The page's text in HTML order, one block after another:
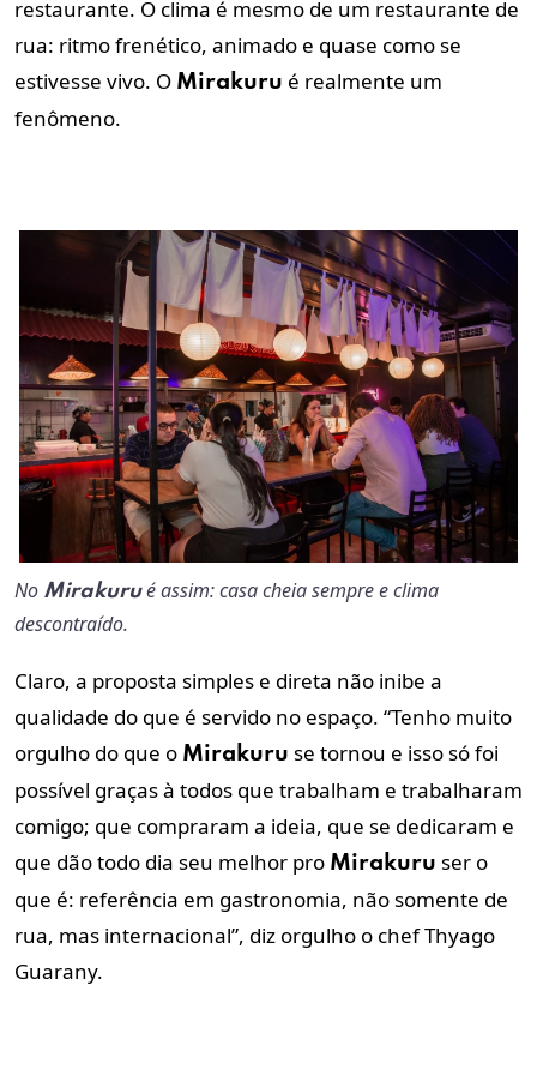
restaurante. O clima é mesmo de um restaurante de
rua: ritmo frenético, animado e quase como se
estivesse vivo. O Mirakuru é realmente um
fenômeno.
No Mirakurué assim: casa cheia sempre e clima
descontraído.
Claro, a proposta simples e direta não inibe a
qualidade do que é servido no espaço. “Tenho muito
orgulho do que o Mirakuru se tornou e isso só foi
possível graças à todos que trabalham e trabalharam
comigo; que compraram a ideia, que se dedicaram e
que dão todo dia seu melhor pro Mirakuru ser o
que é: referência em gastronomia, não somente de
rua, mas internacional”, diz orgulho o chef Thyago
Guarany.